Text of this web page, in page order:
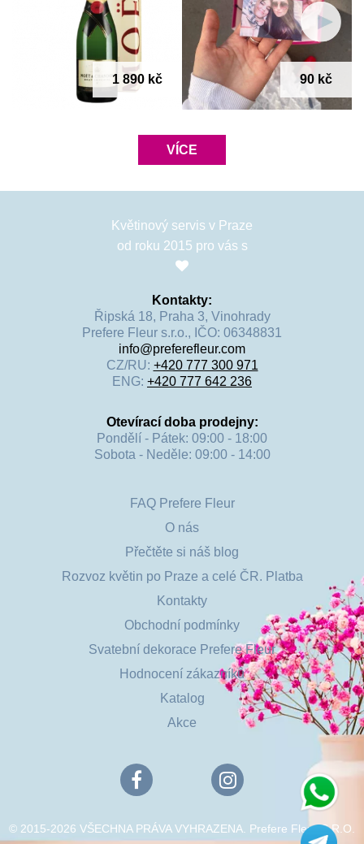
1 890 kč 90 kč
VÍCE
Květinový servis v Praze
od roku 2015 pro vás s
Kontakty:
Řipská 18, Praha 3, Vinohrady
Prefere Fleur s.r.o., IČO: 06348831
info@preferefleur.com
CZ/RU: +420 777 300 971
ENG: +420 777 642 236
Otevírací doba prodejny:
Pondělí - Pátek: 09:00 - 18:00
Sobota - Neděle: 09:00 - 14:00
FAQ Prefere Fleur
O nás
Přečtěte si náš blog
Rozvoz květin po Praze a celé ČR. Platba
Kontakty
Obchodní podmínky
Svatební dekorace Prefere Fleur
Hodnocení zákazníků
Katalog
Akce
© 2015-2026 VŠECHNA PRÁVA VYHRAZENA. Prefere Fleur S.R.O.